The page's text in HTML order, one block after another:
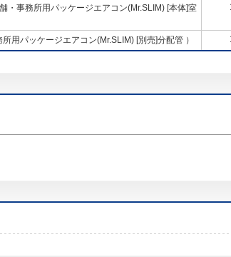
舗・事務所用パッケージエアコン(Mr.SLIM) [本体]室
所用パッケージエアコン(Mr.SLIM) [別売]分配管 ）